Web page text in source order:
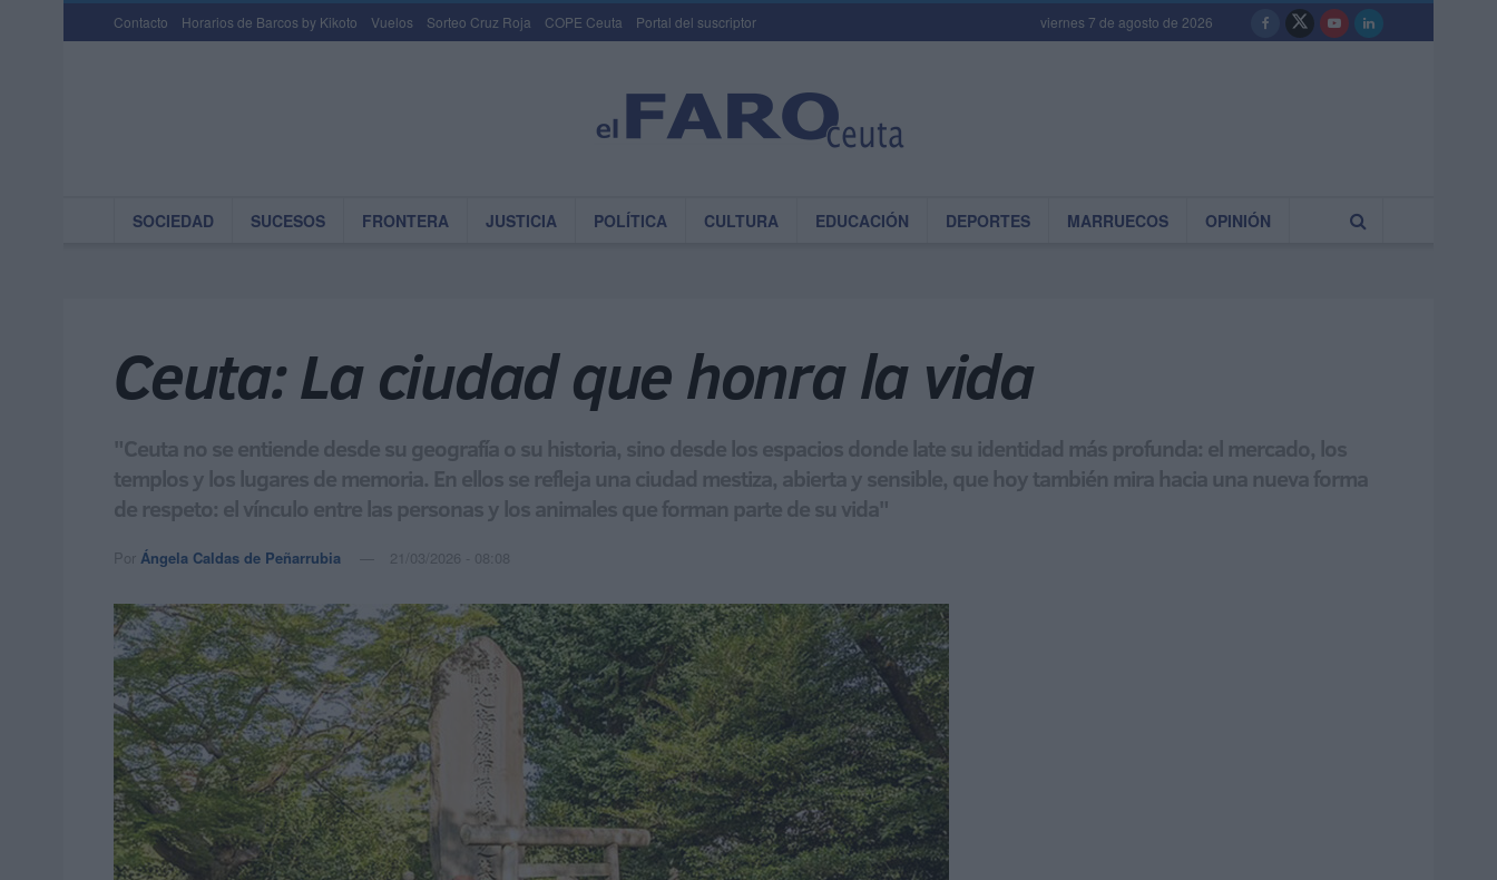
Contacto Horarios de Barcos by Kikoto Vuelos Sorteo Cruz Roja COPE Ceuta Portal del suscriptor viernes 7 de agosto de 2026
SOCIEDAD SUCESOS FRONTERA JUSTICIA POLÍTICA CULTURA EDUCACIÓN DEPORTES MARRUECOS OPINIÓN
Ceuta: La ciudad que honra la vida
"Ceuta no se entiende desde su geografía o su historia, sino desde los espacios donde late su identidad más profunda: el mercado, los
templos y los lugares de memoria. En ellos se refleja una ciudad mestiza, abierta y sensible, que hoy también mira hacia una nueva forma
de respeto: el vínculo entre las personas y los animales que forman parte de su vida"
Por Ángela Caldas de Peñarrubia 21/03/2026 - 08:08